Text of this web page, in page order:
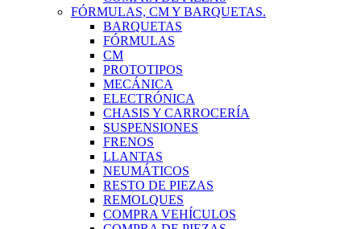
FÓRMULAS, CM Y BARQUETAS.
BARQUETAS
FÓRMULAS
CM
PROTOTIPOS
MECÁNICA
ELECTRÓNICA
CHASIS Y CARROCERÍA
SUSPENSIONES
FRENOS
LLANTAS
NEUMÁTICOS
RESTO DE PIEZAS
REMOLQUES
COMPRA VEHÍCULOS